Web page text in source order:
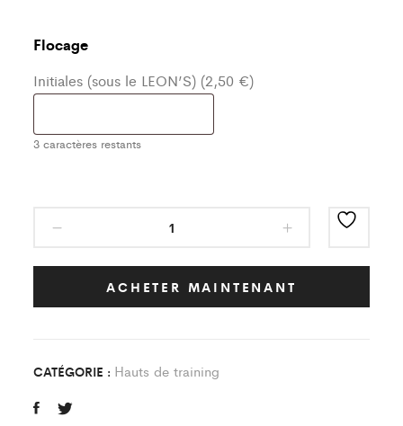
Flocage
Initiales (sous le LEON’S) (2,50 €)
3 caractères restants
training
Boxing
Ouennais
ACHETER MAINTENANT
CATÉGORIE : Hauts de training